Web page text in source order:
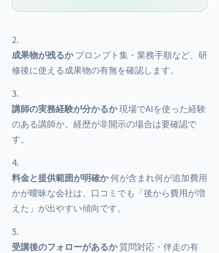
成果物が残るかプロンプト集・業務手順など、研
修後に使える成果物の有無を確認します。
講師の実務経験が分かるか現場でAIを使った経験
のある講師か。経歴が非開示の場合は要確認で
す。
料金と提供範囲が明確か何が含まれ何が追加費用
かが曖昧な会社は、口コミでも「後から費用が増
えた」が出やすい傾向です。
受講後のフォローがあるか質問対応・伴走の有